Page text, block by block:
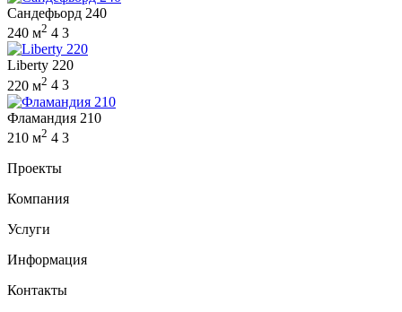
Сандефьорд 240
240 м2 4 3
Liberty 220
220 м2 4 3
Фламандия 210
210 м2 4 3
Проекты
Компания
Услуги
Информация
Контакты